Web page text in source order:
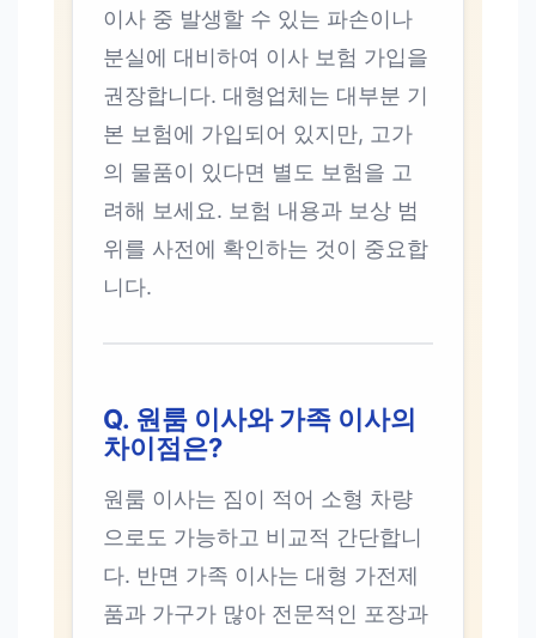
이사 중 발생할 수 있는 파손이나
분실에 대비하여 이사 보험 가입을
권장합니다. 대형업체는 대부분 기
본 보험에 가입되어 있지만, 고가
의 물품이 있다면 별도 보험을 고
려해 보세요. 보험 내용과 보상 범
위를 사전에 확인하는 것이 중요합
니다.
Q. 원룸 이사와 가족 이사의
차이점은?
원룸 이사는 짐이 적어 소형 차량
으로도 가능하고 비교적 간단합니
다. 반면 가족 이사는 대형 가전제
품과 가구가 많아 전문적인 포장과